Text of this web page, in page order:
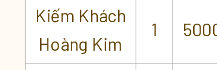
Kiếm Khách
Hoàng Kim
1